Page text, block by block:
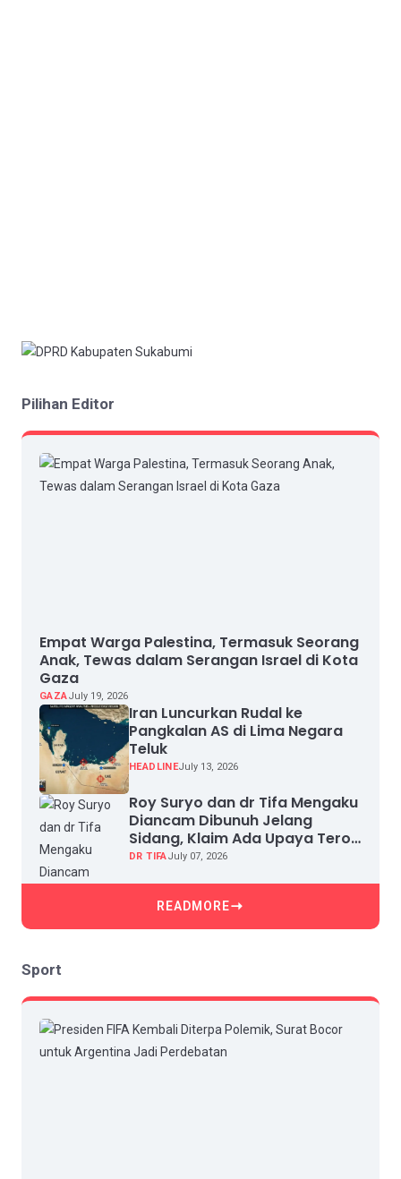
Pilihan Editor
Empat Warga Palestina, Termasuk Seorang
Anak, Tewas dalam Serangan Israel di Kota
Gaza
GAZAJuly 19, 2026
Iran Luncurkan Rudal ke
Pangkalan AS di Lima Negara
Teluk
HEADLINEJuly 13, 2026
Roy Suryo dan dr Tifa Mengaku
Diancam Dibunuh Jelang
Sidang, Klaim Ada Upaya Teror
dan Intimidasi
DR TIFAJuly 07, 2026
READMORE
Sport